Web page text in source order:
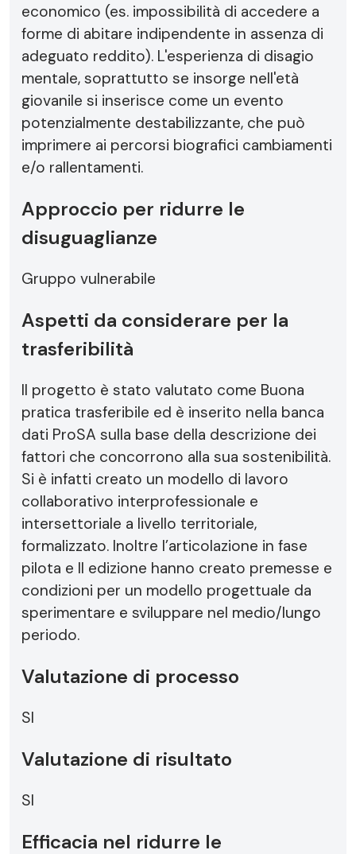
economico (es. impossibilità di accedere a
forme di abitare indipendente in assenza di
adeguato reddito). L'esperienza di disagio
mentale, soprattutto se insorge nell'età
giovanile si inserisce come un evento
potenzialmente destabilizzante, che può
imprimere ai percorsi biografici cambiamenti
e/o rallentamenti.
Approccio per ridurre le
disuguaglianze
Gruppo vulnerabile
Aspetti da considerare per la
trasferibilità
Il progetto è stato valutato come Buona
pratica trasferibile ed è inserito nella banca
dati ProSA sulla base della descrizione dei
fattori che concorrono alla sua sostenibilità.
Si è infatti creato un modello di lavoro
collaborativo interprofessionale e
intersettoriale a livello territoriale,
formalizzato. Inoltre l’articolazione in fase
pilota e II edizione hanno creato premesse e
condizioni per un modello progettuale da
sperimentare e sviluppare nel medio/lungo
periodo.
Valutazione di processo
SI
Valutazione di risultato
SI
Efficacia nel ridurre le